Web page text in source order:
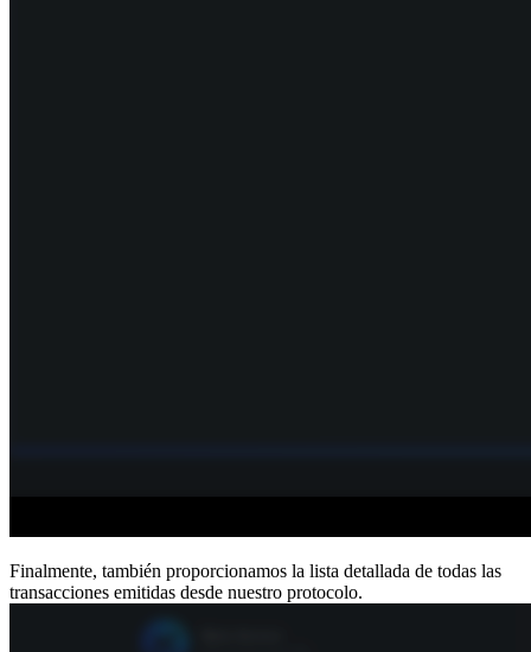
Finalmente, también proporcionamos la lista detallada de todas las
transacciones emitidas desde nuestro protocolo.